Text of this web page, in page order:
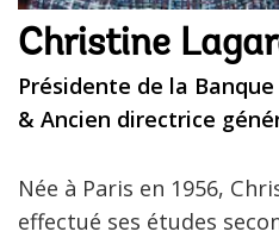
Christine
Présidente de la
& Ancien directrice
Née à Paris en 1956,
effectué ses études